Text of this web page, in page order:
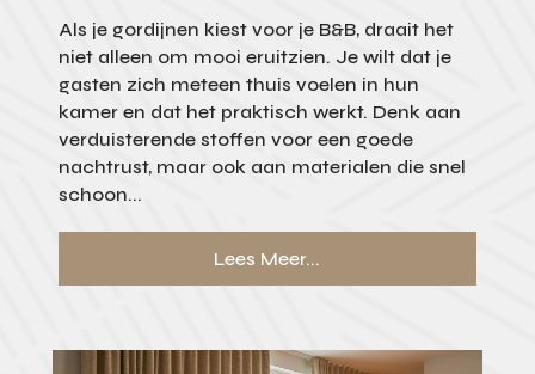
Als je gordijnen kiest voor je B&B, draait het
niet alleen om mooi eruitzien. Je wilt dat je
gasten zich meteen thuis voelen in hun
kamer en dat het praktisch werkt. Denk aan
verduisterende stoffen voor een goede
nachtrust, maar ook aan materialen die snel
schoon...
Lees Meer...